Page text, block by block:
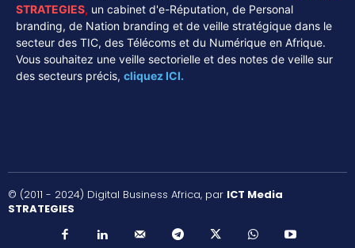
STRATEGIES, un cabinet d'e-Réputation, de Personal
branding, de Nation branding et de veille stratégique dans le
secteur des TIC, des Télécoms et du Numérique en Afrique.
Vous souhaitez une veille sectorielle et des notes de veille sur
des secteurs précis, cliquez ICI.
© (2011 - 2024) Digital Business Africa, par ICT Media
STRATEGIES